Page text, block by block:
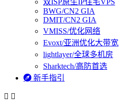
双ISP原生IP住宅VPS
BWG/CN2 GIA
DMIT/CN2 GIA
VMISS/优化网络
Evoxt/亚洲优化大带宽
lightlayer/全球多机房
Sharktech/高防首选
 新手指引
 